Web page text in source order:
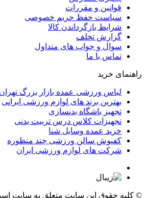
قوانین و مقررات
سیاست حفظ حریم خصوصی
شرایط بازگرداندن کالا
گزارش تخلف
سوال و جواب های متداول
تماس با ما
راهنمای خرید
لباس ورزشی عمده بازار بزرگ تهران
بهترین برند های لوازم ورزشی ایرانی
تجهیز باشگاه بدنسازی
تجهیزات کلاس درس تربیت بدنی
خرید عمده وسایل شنا
کفپوش سالن ورزشی چند منظوره
شرکت های لوازم ورزشی ایران
© کلیه حقوق این سایت متعلق به سایت